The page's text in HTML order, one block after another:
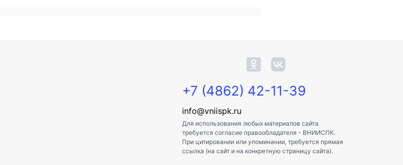
+7 (4862) 42-11-39
info@vniispk.ru
Для использования любых материалов сайта
требуется согласие правообладателя - ВНИИСПК.
При цитировании или упоминании, требуется прямая
ссылка (на сайт и на конкретную страницу сайта).